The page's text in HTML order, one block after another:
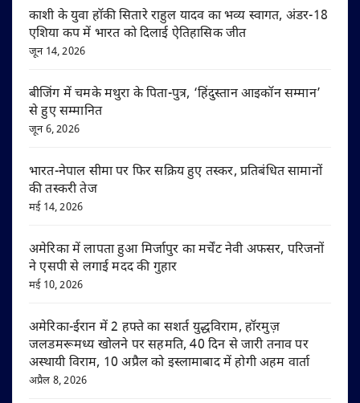
काशी के युवा हॉकी सितारे राहुल यादव का भव्य स्वागत, अंडर-18
एशिया कप में भारत को दिलाई ऐतिहासिक जीत
जून 14, 2026
बीजिंग में चमके मथुरा के पिता-पुत्र, ‘हिंदुस्तान आइकॉन सम्मान’
से हुए सम्मानित
जून 6, 2026
भारत-नेपाल सीमा पर फिर सक्रिय हुए तस्कर, प्रतिबंधित सामानों
की तस्करी तेज
मई 14, 2026
अमेरिका में लापता हुआ मिर्जापुर का मर्चेंट नेवी अफसर, परिजनों
ने एसपी से लगाई मदद की गुहार
मई 10, 2026
अमेरिका-ईरान में 2 हफ्ते का सशर्त युद्धविराम, हॉरमुज़
जलडमरूमध्य खोलने पर सहमति, 40 दिन से जारी तनाव पर
अस्थायी विराम, 10 अप्रैल को इस्लामाबाद में होगी अहम वार्ता
अप्रैल 8, 2026